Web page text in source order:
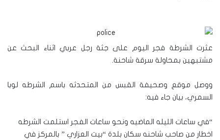
عثرت الشرطة فجر اليوم على جثة رجل عربي اثناء البحث عن
مشتبهين بمحاولة سرقة شاحنة.
ووصل موقع وصحيفة القبس من المتحدثه باسم الشرطه لوبا
السمري، بيان جاء فيه:
“في ساعات الليله الماضيه ونحو ساعات الفجر استلمت الشرطه
اخطار من صاحب شاحنه سكان بلدة “بيت العزاري ” بالمركز في